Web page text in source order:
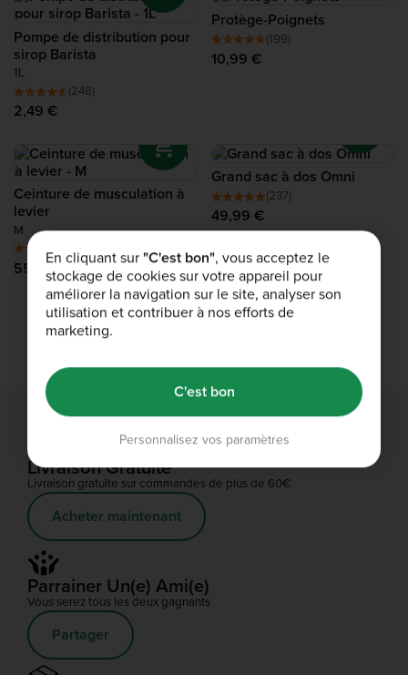
Pompe de distribution pour
sirop Barista
1L
(248)
2,49 €
Protège-Poignets
(199)
10,99 €
Ceinture de musculation à
levier
M
(9)
55,99 €
Grand sac à dos Omni
(237)
49,99 €
1 2
Livraison Gratuite
Livraison gratuite sur commandes de plus de 60€
Acheter maintenant
Parrainer Un(e) Ami(e)
Vous serez tous les deux gagnants
Partager
En cliquant sur"C'est bon", vous acceptez le
stockage de cookies sur votre appareil pour
améliorer la navigation sur le site, analyser son
utilisation et contribuer à nos efforts de
marketing.
Personnalisez vos paramètres
C'est bon